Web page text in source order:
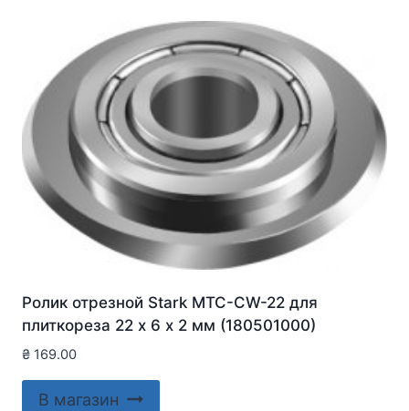
Ролик отрезной Stark MTC-CW-22 для
плиткореза 22 х 6 х 2 мм (180501000)
₴ 169.00
В магазин